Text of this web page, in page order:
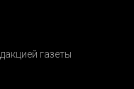
газеты